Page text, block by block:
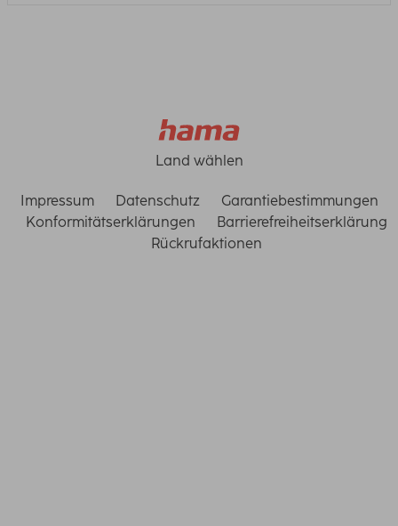
Land wählen
Impressum Datenschutz
Garantiebestimmungen
Konformitätserklärungen
Barrierefreiheitserklärung
Rückrufaktionen